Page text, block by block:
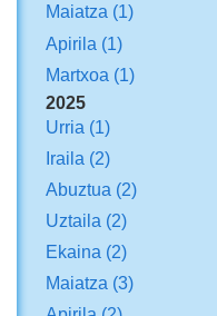
Maiatza (1)
Apirila (1)
Martxoa (1)
2025
Urria (1)
Iraila (2)
Abuztua (2)
Uztaila (2)
Ekaina (2)
Maiatza (3)